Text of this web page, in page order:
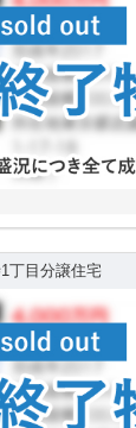
丁目分譲住宅